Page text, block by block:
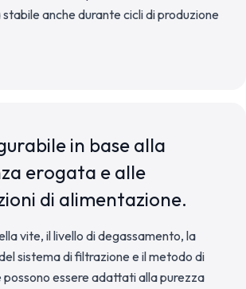
anche durante cicli di produzione
in base alla
erogata e alle
di alimentazione.
vite, il livello di degassamento, la
sistema di filtrazione e il metodo di
essere adattati alla purezza